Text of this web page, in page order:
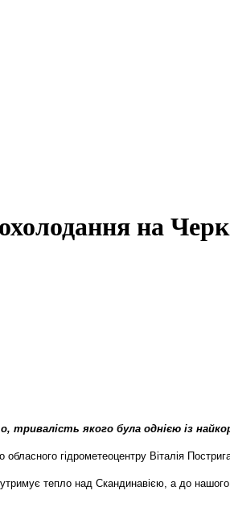
на
тривалість якого була однією із
гідрометеоцентру Віталія
тепло над Скандинавією, а до